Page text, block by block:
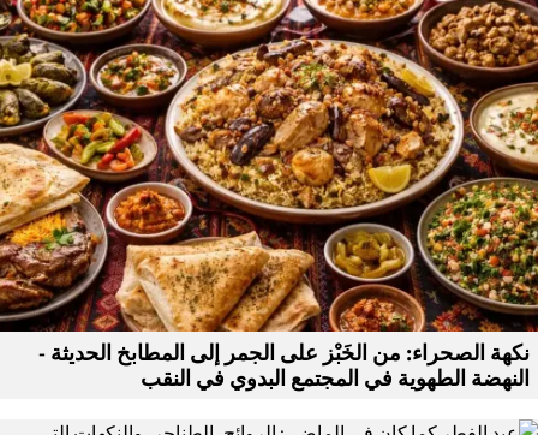
نكهة الصحراء: من الخَبْز على الجمر إلى المطابخ الحديثة -
النهضة الطهوية في المجتمع البدوي في النقب